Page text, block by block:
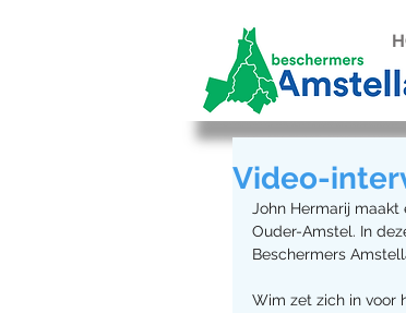
Video-
John Hermarij
Ouder-Amstel. In
Beschermers
Wim zet zich in voor